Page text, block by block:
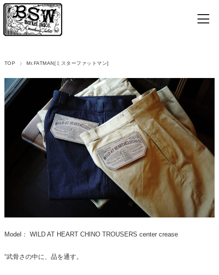
TOP Mr.FATMAN[ミスターファットマン]
Model： WILD AT HEART CHINO TROUSERS center crease
“武骨さの中に、品を通す。